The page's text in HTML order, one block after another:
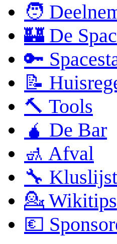
🧑
🏰 De
🔑
📝
🔨 Tools
🧉 De Bar
🚮 Afval
🔧 Kluslijst
💁 Wikitips
💶